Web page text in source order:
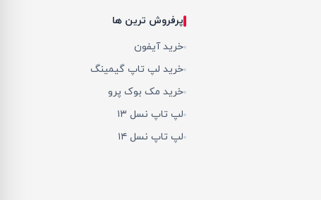
پرفروش ترین ها
خرید آیفون
خرید لپ تاپ گیمینگ
خرید مک بوک پرو
لپ تاپ نسل ۱۳
لپ تاپ نسل ۱۴